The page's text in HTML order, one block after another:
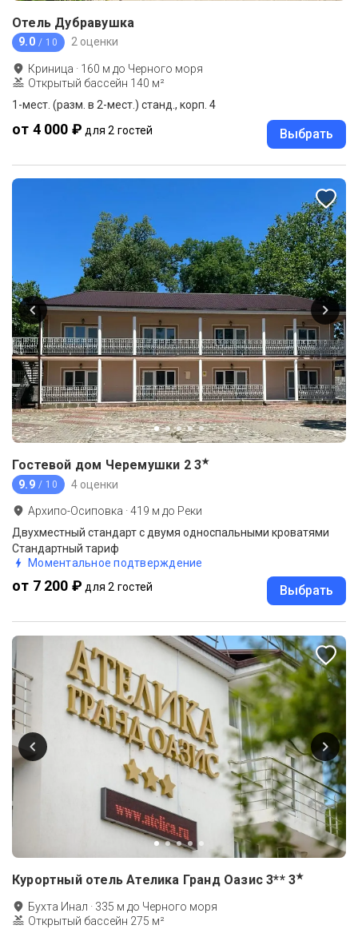
Отель Дубравушка
9.0 / 10 2 оценки
Криница · 160 м до Черного моря
Открытый бассейн 140 м²
1-мест. (разм. в 2-мест.) станд., корп. 4
от 4 000 ₽ для 2 гостей Выбрать
Гостевой дом Черемушки 2 3★
9.9 / 10 4 оценки
Архипо-Осиповка ·419 м до Реки
Двухместный стандарт с двумя односпальными кроватями
Стандартный тариф
Моментальное подтверждение
от 7 200 ₽ для 2 гостей Выбрать
Курортный отель Ателика Гранд Оазис 3** 3★
Бухта Инал · 335 м до Черного моря
Открытый бассейн 275 м²